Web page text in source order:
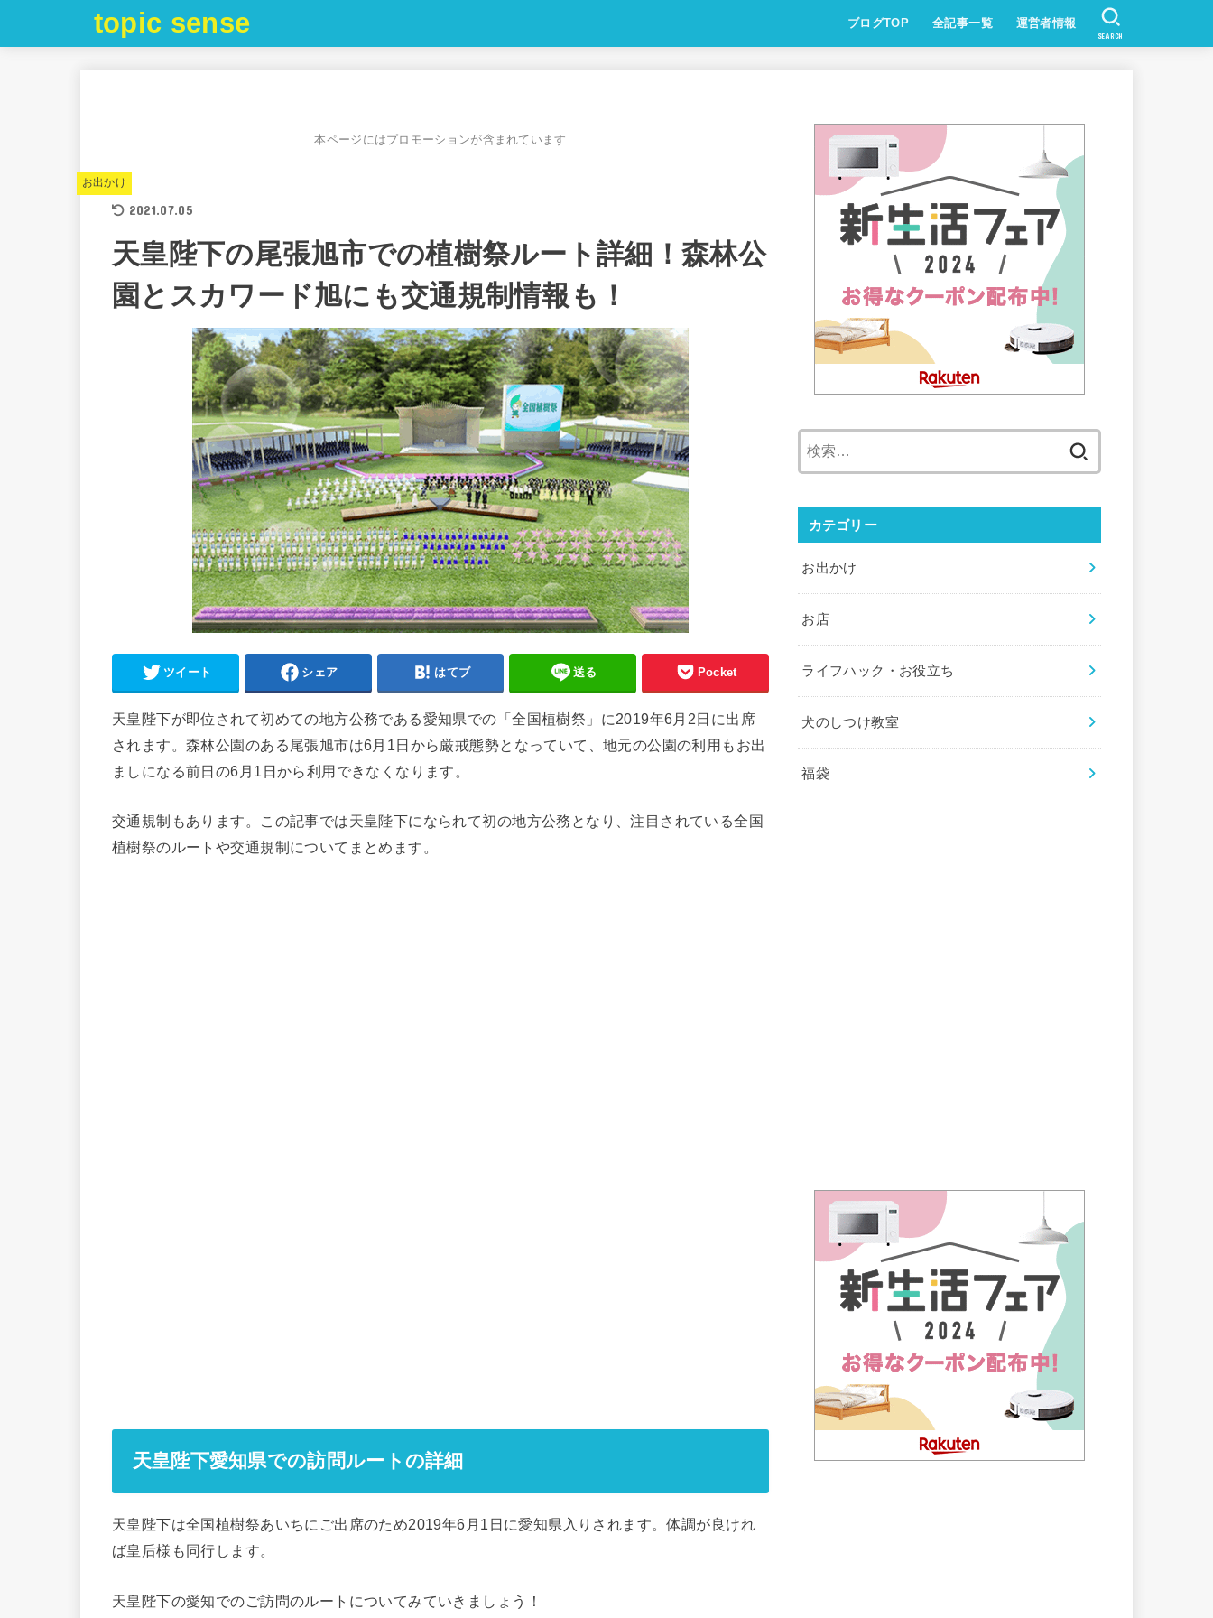
topic sense ブログTOP 全記事一覧 運営者情報
SEARCH
本ページにはプロモーションが含まれています
お出かけ
2021.07.05
天皇陛下の尾張旭市での植樹祭ルート詳細！森林公
園とスカワード旭にも交通規制情報も！
ツイート シェア はてブ 送る Pocket
天皇陛下が即位されて初めての地方公務である愛知県での「全国植樹祭」に2019年6月2日に出席
されます。森林公園のある尾張旭市は6月1日から厳戒態勢となっていて、地元の公園の利用もお出
ましになる前日の6月1日から利用できなくなります。
交通規制もあります。この記事では天皇陛下になられて初の地方公務となり、注目されている全国
植樹祭のルートや交通規制についてまとめます。
天皇陛下愛知県での訪問ルートの詳細
天皇陛下は全国植樹祭あいちにご出席のため2019年6月1日に愛知県入りされます。体調が良けれ
ば皇后様も同行します。
天皇陛下の愛知でのご訪問のルートについてみていきましょう！
カテゴリー
お出かけ
お店
ライフハック・お役立ち
犬のしつけ教室
福袋